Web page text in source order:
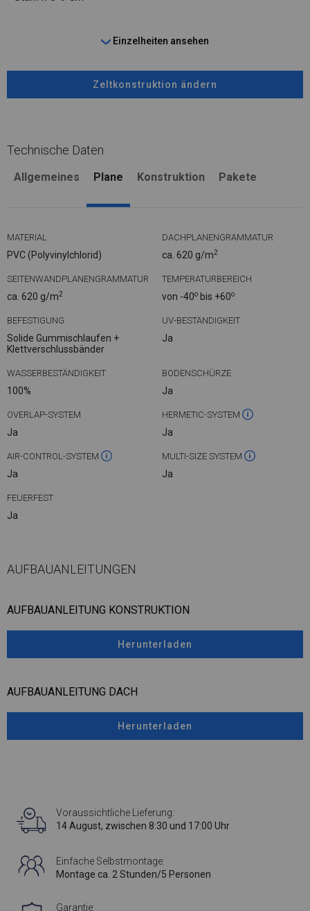
Einzelheiten ansehen
Zeltkonstruktion ändern
Technische Daten
Allgemeines Plane Konstruktion Pakete
MATERIAL
PVC (Polyvinylchlorid)
DACHPLANENGRAMMATUR
ca. 620 g/m2
SEITENWANDPLANENGRAMMATUR
ca. 620 g/m2
TEMPERATURBEREICH
von -40o bis +60o
BEFESTIGUNG
Solide Gummischlaufen +
Klettverschlussbänder
UV-BESTÄNDIGKEIT
Ja
WASSERBESTÄNDIGKEIT
100%
BODENSCHÜRZE
Ja
OVERLAP-SYSTEM
Ja
HERMETIC-SYSTEM
Ja
AIR-CONTROL-SYSTEM
Ja
MULTI-SIZE SYSTEM
Ja
FEUERFEST
Ja
AUFBAUANLEITUNGEN
AUFBAUANLEITUNG KONSTRUKTION
Herunterladen
AUFBAUANLEITUNG DACH
Herunterladen
Voraussichtliche Lieferung:
14 August, zwischen 8:30 und 17:00 Uhr
Einfache Selbstmontage:
Montage ca. 2 Stunden/5 Personen
Garantie: